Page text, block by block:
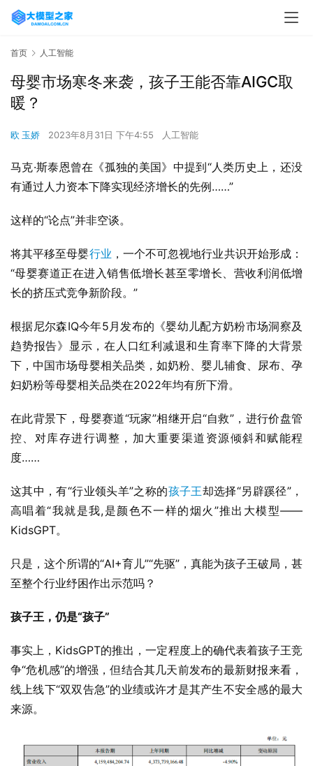
首页 人工智能
母婴市场寒冬来袭，孩子王能否靠AIGC取
暖？
欧 玉娇 2023年8月31日 下午4:55 人工智能
马克·斯泰恩曾在《孤独的美国》中提到“人类历史上，还没
有通过人力资本下降实现经济增长的先例……”
这样的“论点”并非空谈。
将其平移至母婴行业 ，一个不可忽视地行业共识开始形成：
“母婴赛道正在进入销售低增长甚至零增长、营收利润低增
长的挤压式竞争新阶段。”
根据尼尔森IQ今年5月发布的《婴幼儿配方奶粉市场洞察及
趋势报告》显示，在人口红利减退和生育率下降的大背景
下，中国市场母婴相关品类，如奶粉、婴儿辅食、尿布、孕
妇奶粉等母婴相关品类在2022年均有所下滑。
在此背景下，母婴赛道“玩家”相继开启“自救”，进行价盘管
控、对库存进行调整，加大重要渠道资源倾斜和赋能程
度……
这其中，有“行业领头羊”之称的孩子王却选择“另辟蹊径”，
高唱着“我就是我,是颜色不一样的烟火”推出大模型——
KidsGPT。
只是，这个所谓的“AI+育儿”“先驱”，真能为孩子王破局，甚
至整个行业纾困作出示范吗？
孩子王，仍是“孩子”
事实上，KidsGPT的推出，一定程度上的确代表着孩子王竞
争“危机感”的增强，但结合其几天前发布的最新财报来看，
线上线下“双双告急”的业绩或许才是其产生不安全感的最大
来源。